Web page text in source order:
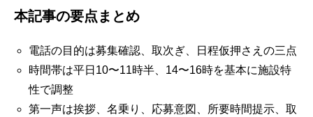
本記事の要点まとめ
電話の目的は募集確認、取次ぎ、日程仮押さえの三点
時間帯は平日10〜11時半、14〜16時を基本に施設特
性で調整
第一声は挨拶、名乗り、応募意図、所要時間提示、取